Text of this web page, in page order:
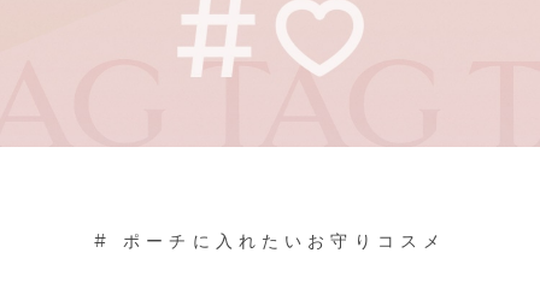
# ポーチに入れたいお守りコスメ